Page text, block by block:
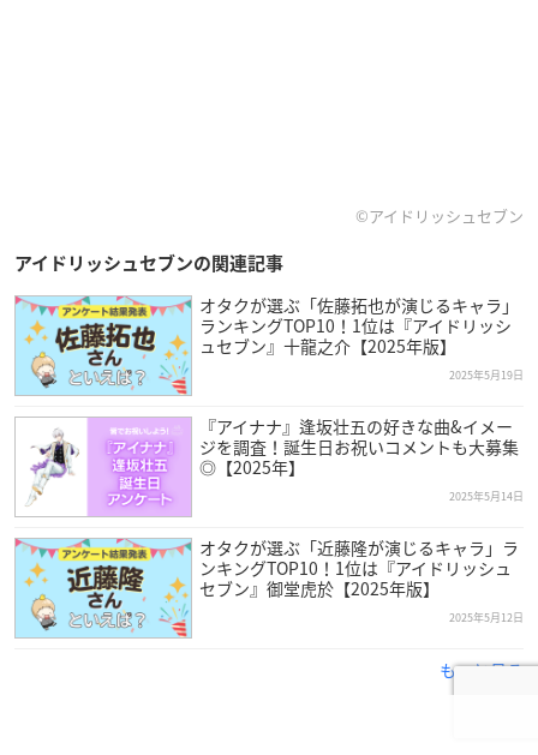
©アイドリッシュセブン
アイドリッシュセブンの関連記事
オタクが選ぶ「佐藤拓也が演じるキャラ」
ランキングTOP10！1位は『アイドリッシ
ュセブン』十龍之介【2025年版】
2025年5月19日
『アイナナ』逢坂壮五の好きな曲&イメー
ジを調査！誕生日お祝いコメントも大募集
◎【2025年】
2025年5月14日
オタクが選ぶ「近藤隆が演じるキャラ」ラ
ンキングTOP10！1位は『アイドリッシュ
セブン』御堂虎於【2025年版】
2025年5月12日
もっと見る